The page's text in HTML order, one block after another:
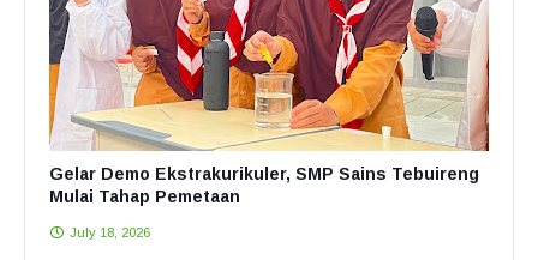
Gelar Demo Ekstrakurikuler, SMP Sains Tebuireng
Mulai Tahap Pemetaan
July 18, 2026